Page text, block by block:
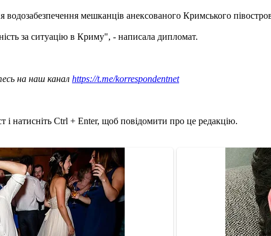
мешканців анексованого Кримського
за ситуацію в Криму", - написала дипломат.
на наш канал https://t.me/korrespondentnet
і натисніть Ctrl + Enter, щоб повідомити про це редакцію.